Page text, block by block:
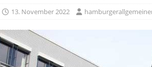
13. November 2022